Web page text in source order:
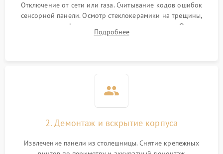
Отключение от сети или газа. Считывание кодов ошибок
сенсорной панели. Осмотр стеклокерамики на трещины,
проверка конфорок на равномерность нагрева. Опрос
клиента о симптомах (не включается, не видит посуду,
Подробнее
2. Демонтаж и вскрытие корпуса
Извлечение панели из столешницы. Снятие крепежных